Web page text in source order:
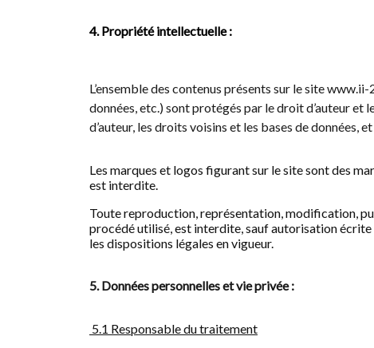
4. Propriété intellectuelle :
L’ensemble des contenus présents sur le site
données, etc.) sont protégés par le droit d’auteur
d’auteur, les droits voisins et les bases de données,
Les marques et logos figurant sur le site sont des
est interdite.
Toute reproduction, représentation, modification,
procédé utilisé, est interdite, sauf autorisation
les dispositions légales en vigueur.
5. Données personnelles et vie privée :
5.1 Responsable du traitement